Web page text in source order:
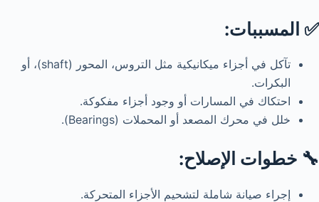
✅ المسببات:
تآكل في أجزاء ميكانيكية مثل التروس، المحور (shaft)، أو
البكرات.
احتكاك في المسارات أو وجود أجزاء مفكوكة.
خلل في محرك المصعد أو المحملات (Bearings).
🔧 خطوات الإصلاح:
إجراء صيانة شاملة لتشحيم الأجزاء المتحركة.